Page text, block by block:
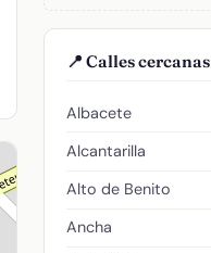
📍 Calles cercanas
Albacete
Alcantarilla
Alto de Benito
Ancha